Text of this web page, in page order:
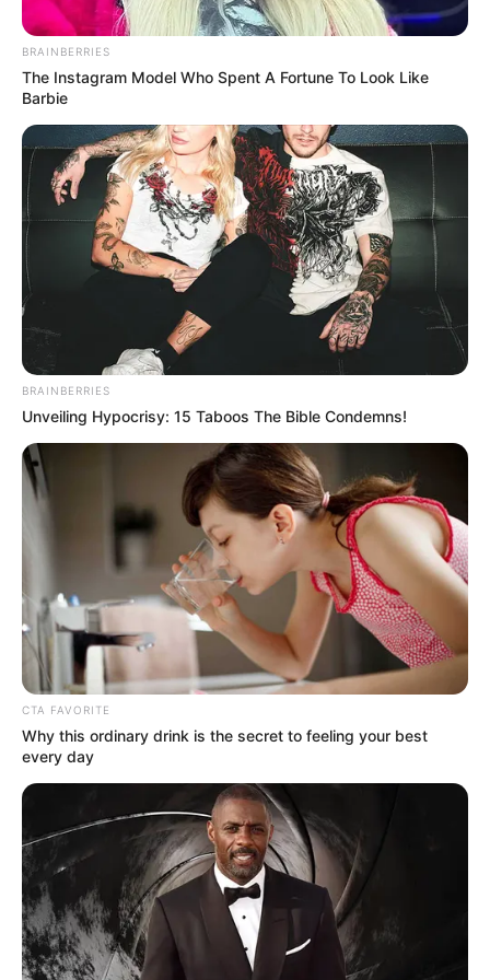
akár hónapokig is eltarthat.
Az aradi repülőtér közössége gyertyákkal,
virágokkal és könnyekkel búcsúzik a két áldozattól
– attól a férfitól, aki már elérte élete álmát, és attól
a fiatalembertől, aki még csak most indult volna el
a felhők közé vezető úton.
BRAINBERRIES
The Instagram Model Who Spent A Fortune To Look Like
Barbie
BRAINBERRIES
Unveiling Hypocrisy: 15 Taboos The Bible Condemns!
CTA FAVORITE
Why this ordinary drink is the secret to feeling your best
every day